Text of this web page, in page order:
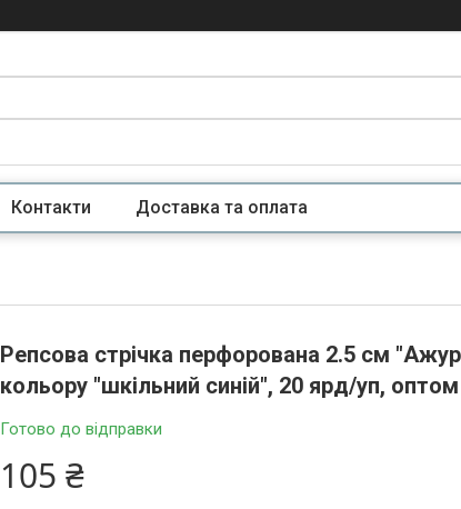
Контакти Доставка та оплата
Репсова стрічка перфорована 2.5 см
кольору "шкільний синій", 20 ярд/уп, оптом
Готово до відправки
105 ₴